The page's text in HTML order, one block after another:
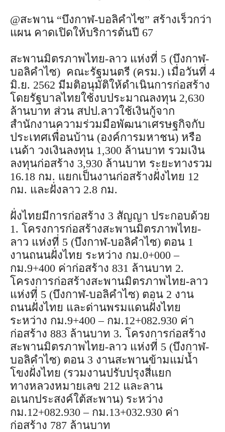
@สะพาน “บึงกาฬ-บอลิคำไซ” สร้างเร็วกว่า
แผน คาดเปิดให้บริการต้นปี 67
สะพานมิตรภาพไทย-ลาว แห่งที่ 5 (บึงกาฬ-
บอลิคำไซ) คณะรัฐมนตรี (ครม.) เมื่อวันที่ 4
มิ.ย. 2562 มีมติอนุมัติให้ดำเนินการก่อสร้าง
โดยรัฐบาลไทยใช้งบประมาณลงทุน 2,630
ล้านบาท ส่วน สปป.ลาวใช้เงินกู้จาก
สำนักงานความร่วมมือพัฒนาเศรษฐกิจกับ
ประเทศเพื่อนบ้าน (องค์การมหาชน) หรือ
เนด้า วงเงินลงทุน 1,300 ล้านบาท รวมเงิน
ลงทุนก่อสร้าง 3,930 ล้านบาท ระยะทางรวม
16.18 กม. แยกเป็นงานก่อสร้างฝั่งไทย 12
กม. และฝั่งลาว 2.8 กม.
ฝั่งไทยมีการก่อสร้าง 3 สัญญา ประกอบด้วย
1. โครงการก่อสร้างสะพานมิตรภาพไทย-
ลาว แห่งที่ 5 (บึงกาฬ-บอลิคำไซ) ตอน 1
งานถนนฝั่งไทย ระหว่าง กม.0+000 –
กม.9+400 ค่าก่อสร้าง 831 ล้านบาท 2.
โครงการก่อสร้างสะพานมิตรภาพไทย-ลาว
แห่งที่ 5 (บึงกาฬ-บอลิคำไซ) ตอน 2 งาน
ถนนฝั่งไทย และด่านพรมแดนฝั่งไทย
ระหว่าง กม.9+400 – กม.12+082.930 ค่า
ก่อสร้าง 883 ล้านบาท 3. โครงการก่อสร้าง
สะพานมิตรภาพไทย-ลาว แห่งที่ 5 (บึงกาฬ-
บอลิคำไซ) ตอน 3 งานสะพานข้ามแม่น้ำ
โขงฝั่งไทย (รวมงานปรับปรุงสี่แยก
ทางหลวงหมายเลข 212 และลาน
อเนกประสงค์ใต้สะพาน) ระหว่าง
กม.12+082.930 – กม.13+032.930 ค่า
ก่อสร้าง 787 ล้านบาท